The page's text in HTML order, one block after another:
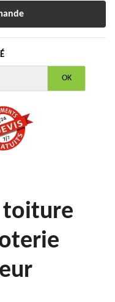
toiture